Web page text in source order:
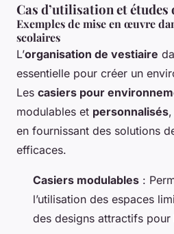
Cas d’utilisation et études
Exemples de mise en œuvre
scolaires
L’organisation de vestiaire
essentielle pour créer un
Les casiers pour
modulables et personnalisés
en fournissant des solutions
efficaces.
Casiers modulables :
l’utilisation des espaces
des designs attractifs pour